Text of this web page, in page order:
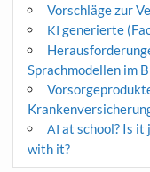
Vorschläge zur
KI generierte
Sprachmodellen im
AI at school? Is it
with it?